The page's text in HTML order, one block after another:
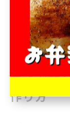
的な味を楽しみ
辛さ調整
作り方